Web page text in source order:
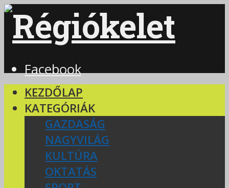
Facebook
KEZDŐLAP
KATEGÓRIÁK
GAZDASÁG
NAGYVILÁG
KULTÚRA
OKTATÁS